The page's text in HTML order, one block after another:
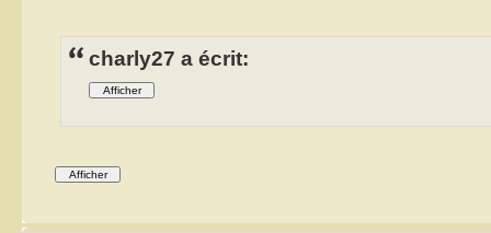
charly27 a écrit: